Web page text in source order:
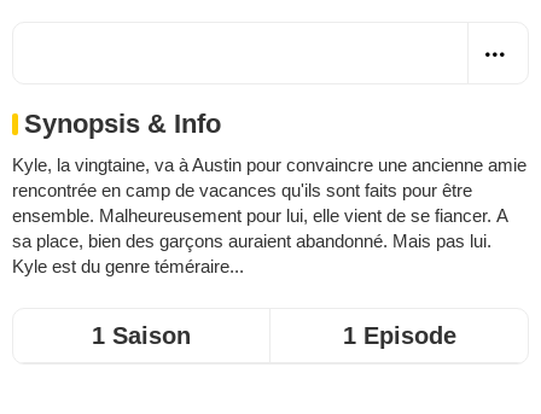
Synopsis & Info
Kyle, la vingtaine, va à Austin pour convaincre une ancienne amie
rencontrée en camp de vacances qu'ils sont faits pour être
ensemble. Malheureusement pour lui, elle vient de se fiancer. A
sa place, bien des garçons auraient abandonné. Mais pas lui.
Kyle est du genre téméraire...
1 Saison 1 Episode